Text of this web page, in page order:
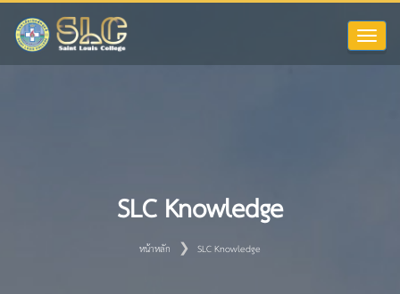
Toggle
SLC Knowledge
หน้าหลัก SLC Knowledge